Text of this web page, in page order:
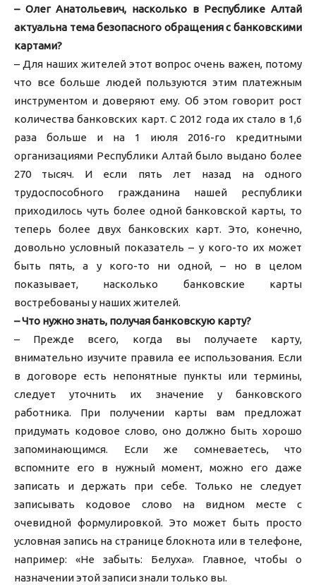
– Олег Анатольевич, насколько в Республике Алтай
актуальна тема безопасного обращения с банковскими
картами?
– Для наших жителей этот вопрос очень важен, потому
что все больше людей пользуются этим платежным
инструментом и доверяют ему. Об этом говорит рост
количества банковских карт. С 2012 года их стало в 1,6
раза больше и на 1 июля 2016-го кредитными
организациями Республики Алтай было выдано более
270 тысяч. И если пять лет назад на одного
трудоспособного гражданина нашей республики
приходилось чуть более одной банковской карты, то
теперь более двух банковских карт. Это, конечно,
довольно условный показатель – у кого-то их может
быть пять, а у кого-то ни одной, – но в целом
показывает, насколько банковские карты
востребованы у наших жителей.
– Что нужно знать, получая банковскую карту?
– Прежде всего, когда вы получаете карту,
внимательно изучите правила ее использования. Если
в договоре есть непонятные пункты или термины,
следует уточнить их значение у банковского
работника. При получении карты вам предложат
придумать кодовое слово, оно должно быть хорошо
запоминающимся. Если же сомневаетесь, что
вспомните его в нужный момент, можно его даже
записать и держать при себе. Только не следует
записывать кодовое слово на видном месте с
очевидной формулировкой. Это может быть просто
условная запись на странице блокнота или в телефоне,
например: «Не забыть: Белуха». Главное, чтобы о
назначении этой записи знали только вы.